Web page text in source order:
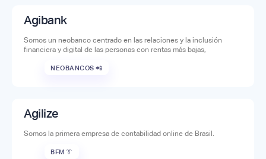
Agibank
Somos un neobanco centrado en las relaciones y la inclusión
financiera y digital de las personas con rentas más bajas,
NEOBANCOS 📲
Agilize
Somos la primera empresa de contabilidad online de Brasil.
BFM 👔